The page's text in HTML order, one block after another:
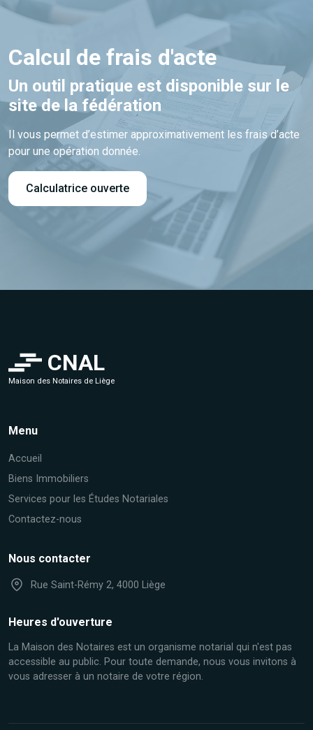
Calcul de frais d'acte
Un outil pratique est disponible sur le
site de la fédération
Il vous permet d’estimer approximativement les frais d’acte
pour une opération donnée.
Calculatrice ouverte
CNAL
Maison des Notaires de Liège
Menu
Accueil
Biens Immobiliers
Services pour les Études Notariales
Contactez-nous
Nous contacter
Rue Saint-Rémy 2, 4000 Liège
Heures d'ouverture
La Maison des Notaires est un organisme notarial qui n'est pas
accessible au public. Pour toute demande, nous vous invitons à
vous adresser à un notaire de votre région.